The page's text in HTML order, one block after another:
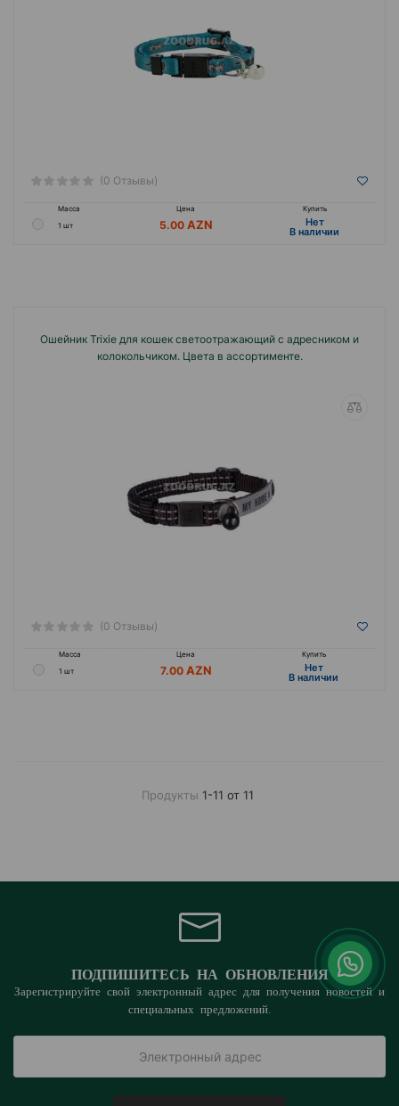
(0 Отзывы)
Масса Цена
Купить
1 шт
5.00 Hет
B наличии
Ошейник Trixie для кошек светоотражающий с адресником и
колокольчиком. Цвета в ассортименте.
(0 Отзывы)
Масса Цена
Купить
1 шт
7.00 Hет
B наличии
Продукты 1-11 от 11
ПОДПИШИТЕСЬ НА ОБНОВЛЕНИЯ
Зарегистрируйте свой электронный адрес для получения новостей и
специальных предложений.